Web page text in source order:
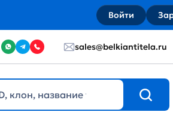
Войти
sales@belkiantitela.ru